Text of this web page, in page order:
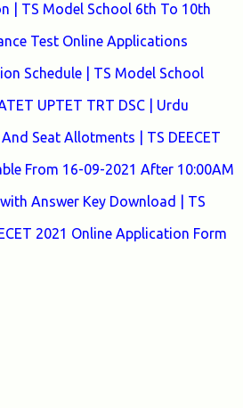
| TS Model School 6th To 10th
Test Online Applications
Schedule | TS Model School
UPTET TRT DSC | Urdu
Seat Allotments | TS DEECET
From 16-09-2021 After 10:00AM
Answer Key Download | TS
2021 Online Application Form